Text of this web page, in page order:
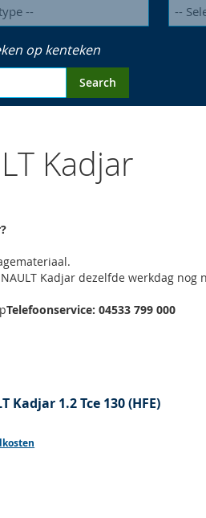
op kenteken
Search
Kadjar
Kadjar dezelfde werkdag nog
Telefoonservice: 04533 799 000
Kadjar 1.2 Tce 130 (HFE)